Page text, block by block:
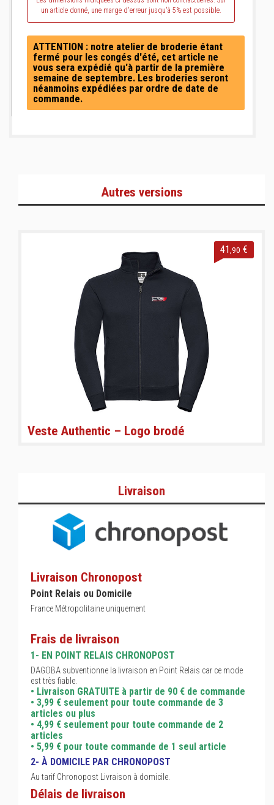
un article donné, une marge d'erreur jusqu'à 5% est possible.
ATTENTION : notre atelier de broderie étant
fermé pour les congés d'été, cet article ne
vous sera expédié qu'à partir de la première
semaine de septembre. Les broderies seront
néanmoins expédiées par ordre de date de
commande.
Autres versions
41 ,90 €
Veste Authentic – Logo brodé
Livraison
Livraison Chronopost
Point Relais ou Domicile
France Métropolitaine uniquement
Frais de livraison
1- EN POINT RELAIS CHRONOPOST
DAGOBA subventionne la livraison en Point Relais car ce mode
est très fiable.
• Livraison GRATUITE à partir de 90 € de commande
• 3,99 € seulement pour toute commande de 3
articles ou plus
• 4,99 € seulement pour toute commande de 2
articles
• 5,99 € pour toute commande de 1 seul article
2- À DOMICILE PAR CHRONOPOST
Au tarif Chronopost Livraison à domicile.
Délais de livraison